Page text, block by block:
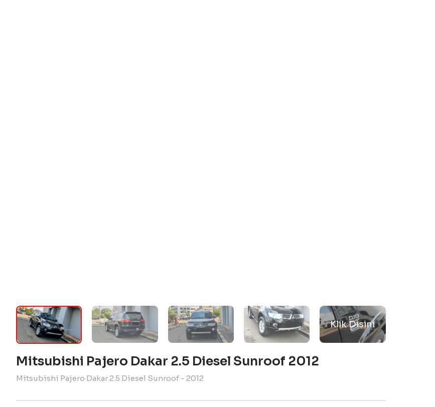
Mitsubishi Pajero Dakar 2.5 Diesel Sunroof 2012
Mitsubishi Pajero Dakar 2.5 Diesel Sunroof - 2012